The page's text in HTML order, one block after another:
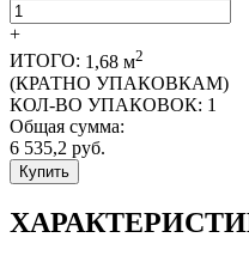
+
ИТОГО: 1,68 м2
(КРАТНО УПАКОВКАМ)
КОЛ-ВО УПАКОВОК: 1
Общая сумма:
6 535,2 руб.
Купить